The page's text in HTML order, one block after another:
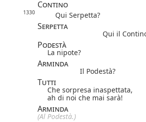
Contino
1330 Qui Serpetta?
Serpetta
Qui il
Podestà
La nipote?
Arminda
Il Podestà?
Tutti
Che sorpresa inaspettata,
ah di noi che mai sarà!
Arminda
(Al Podestà.)